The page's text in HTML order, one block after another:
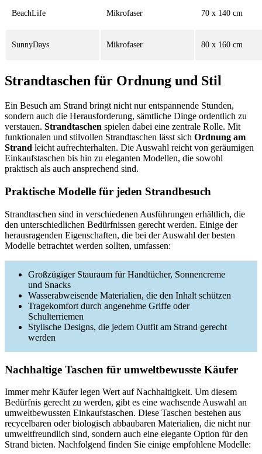
BeachLife Mikrofaser 70 x 140 cm
SunnyDays Mikrofaser 80 x 160 cm
Strandtaschen für Ordnung und Stil
Ein Besuch am Strand bringt nicht nur entspannende Stunden,
sondern auch die Herausforderung, sämtliche Dinge ordentlich zu
verstauen. Strandtaschen spielen dabei eine zentrale Rolle. Mit
funktionalen und stilvollen Strandtaschen lässt sich Ordnung am
Strand leicht aufrechterhalten. Die Auswahl reicht von geräumigen
Einkaufstaschen bis hin zu eleganten Modellen, die sowohl
praktisch als auch ansprechend sind.
Praktische Modelle für jeden Strandbesuch
Strandtaschen sind in verschiedenen Ausführungen erhältlich, die
den unterschiedlichen Bedürfnissen gerecht werden. Einige der
herausragenden Eigenschaften, die bei der Auswahl der besten
Modelle betrachtet werden sollten, umfassen:
Großzügiger Stauraum für Handtücher, Sonnencreme
und Snacks
Wasserabweisende Materialien, die den Inhalt schützen
Tragekomfort durch angenehme Griffe oder
Schulterriemen
Stylische Designs, die jedem Outfit am Strand gerecht
werden
Nachhaltige Taschen für umweltbewusste Käufer
Immer mehr Käufer legen Wert auf Nachhaltigkeit. Um diesem
Bedürfnis gerecht zu werden, gibt es eine wachsende Auswahl an
umweltbewussten Einkaufstaschen. Diese Taschen bestehen aus
recycelbaren oder biologisch abbaubaren Materialien, die nicht nur
umweltfreundlich sind, sondern auch eine elegante Option für den
Strand bieten. Nachfolgend finden Sie einige empfohlene Modelle: